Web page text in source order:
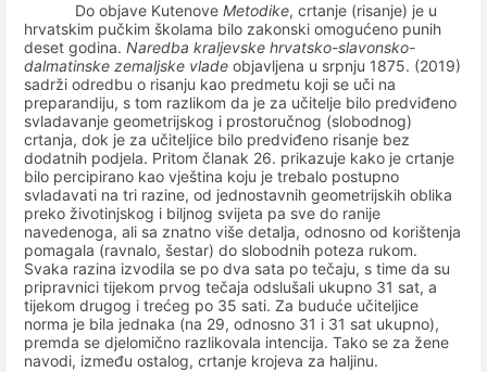
Do objave KutenoveMetodike, crtanje (risanje) je u
hrvatskim pučkim školama bilo zakonski omogućeno punih
deset godina. Naredba kraljevske hrvatsko-slavonsko-
dalmatinske zemaljske vlade objavljena u srpnju 1875. (2019)
sadrži odredbu o risanju kao predmetu koji se uči na
preparandiju, s tom razlikom da je za učitelje bilo predviđeno
svladavanje geometrijskog i prostoručnog (slobodnog)
crtanja, dok je za učiteljice bilo predviđeno risanje bez
dodatnih podjela. Pritom članak 26. prikazuje kako je crtanje
bilo percipirano kao vještina koju je trebalo postupno
svladavati na tri razine, od jednostavnih geometrijskih oblika
preko životinjskog i biljnog svijeta pa sve do ranije
navedenoga, ali sa znatno više detalja, odnosno od korištenja
pomagala (ravnalo, šestar) do slobodnih poteza rukom.
Svaka razina izvodila se po dva sata po tečaju, s time da su
pripravnici tijekom prvog tečaja odslušali ukupno 31 sat, a
tijekom drugog i trećeg po 35 sati. Za buduće učiteljice
norma je bila jednaka (na 29, odnosno 31 i 31 sat ukupno),
premda se djelomično razlikovala intencija. Tako se za žene
navodi, između ostalog, crtanje krojeva za haljinu.